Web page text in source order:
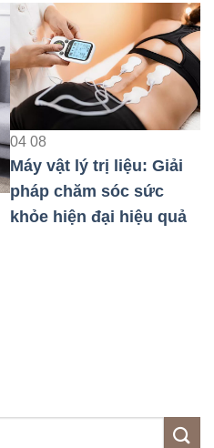
04 08
Máy vật lý trị liệu: Giải
pháp chăm sóc sức
khỏe hiện đại hiệu quả